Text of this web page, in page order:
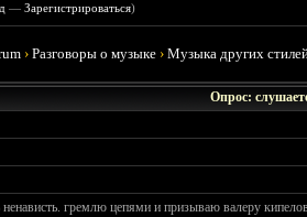
—Зарегистрироваться)
›Разговоры о музыке ›Музыка других
Опрос:
ненависть. гремлю цепями и призываю валеру